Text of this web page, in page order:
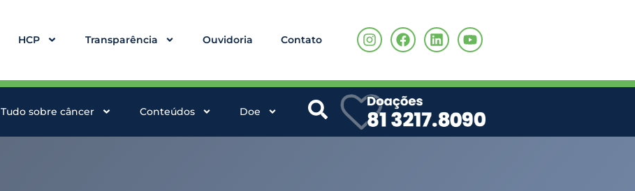
HCP Transparência Ouvidoria Contato
Tudo sobre câncer Conteúdos Doe